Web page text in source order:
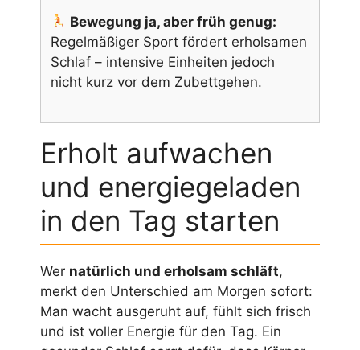
Bewegung ja, aber früh genug:
Regelmäßiger Sport fördert erholsamen
Schlaf – intensive Einheiten jedoch
nicht kurz vor dem Zubettgehen.
Erholt aufwachen
und energiegeladen
in den Tag starten
Wer natürlich und erholsam schläft,
merkt den Unterschied am Morgen sofort:
Man wacht ausgeruht auf, fühlt sich frisch
und ist voller Energie für den Tag. Ein